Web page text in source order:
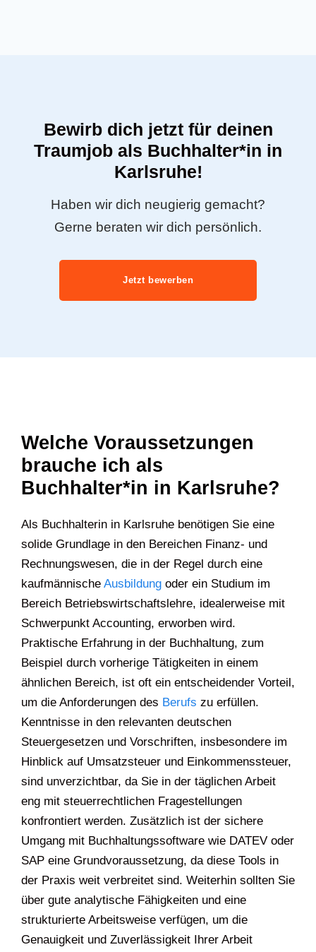
Bewirb dich jetzt für deinen
Traumjob als Buchhalter*in in
Karlsruhe!
Haben wir dich neugierig gemacht?
Gerne beraten wir dich persönlich.
Jetzt bewerben
Welche Voraussetzungen
brauche ich als
Buchhalter*in in Karlsruhe?
Als Buchhalterin in Karlsruhe benötigen Sie eine
solide Grundlage in den Bereichen Finanz- und
Rechnungswesen, die in der Regel durch eine
kaufmännische Ausbildung oder ein Studium im
Bereich Betriebswirtschaftslehre, idealerweise mit
Schwerpunkt Accounting, erworben wird.
Praktische Erfahrung in der Buchhaltung, zum
Beispiel durch vorherige Tätigkeiten in einem
ähnlichen Bereich, ist oft ein entscheidender Vorteil,
um die Anforderungen des Berufs zu erfüllen.
Kenntnisse in den relevanten deutschen
Steuergesetzen und Vorschriften, insbesondere im
Hinblick auf Umsatzsteuer und Einkommenssteuer,
sind unverzichtbar, da Sie in der täglichen Arbeit
eng mit steuerrechtlichen Fragestellungen
konfrontiert werden. Zusätzlich ist der sichere
Umgang mit Buchhaltungssoftware wie DATEV oder
SAP eine Grundvoraussetzung, da diese Tools in
der Praxis weit verbreitet sind. Weiterhin sollten Sie
über gute analytische Fähigkeiten und eine
strukturierte Arbeitsweise verfügen, um die
Genauigkeit und Zuverlässigkeit Ihrer Arbeit